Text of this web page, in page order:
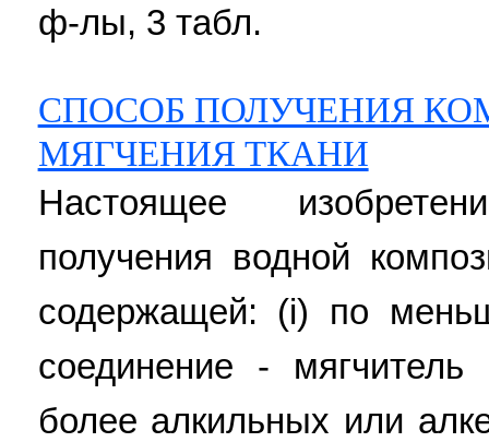
ф-лы, 3 табл.
СПОСОБ ПОЛУЧЕНИЯ
МЯГЧЕНИЯ ТКАНИ
Настоящее
получения водной
содержащей: (i) по
соединение -
более алкильных или